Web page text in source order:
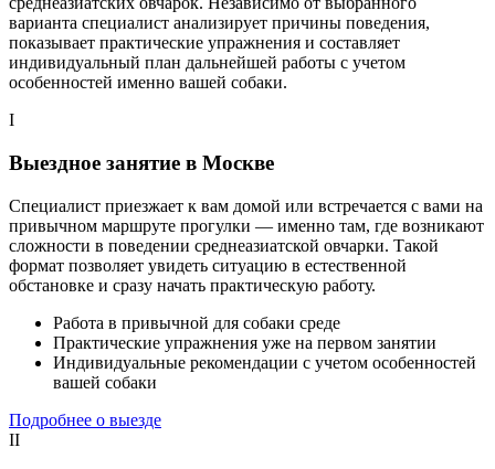
варианта специалист анализирует причины поведения,
показывает практические упражнения и составляет
индивидуальный план дальнейшей работы с учетом
особенностей именно вашей собаки.
I
Выездное занятие в Москве
Специалист приезжает к вам домой или встречается с вами на
привычном маршруте прогулки — именно там, где возникают
сложности в поведении среднеазиатской овчарки. Такой
формат позволяет увидеть ситуацию в естественной
обстановке и сразу начать практическую работу.
Работа в привычной для собаки среде
Практические упражнения уже на первом занятии
Индивидуальные рекомендации с учетом особенностей
вашей собаки
Подробнее о выезде
II